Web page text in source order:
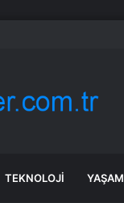
işaret etti
TEKNOLOJI YAŞAM